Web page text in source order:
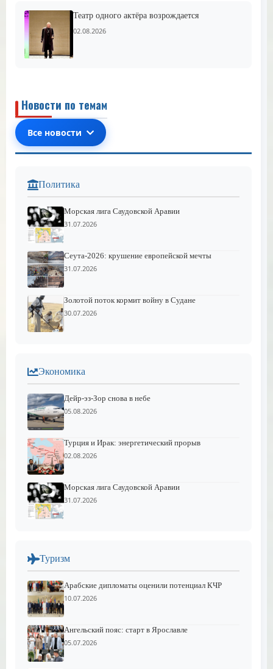
Театр одного актёра возрождается
02.08.2026
Новости по темам
Все новости
Политика
Морская лига Саудовской Аравии
31.07.2026
Сеута-2026: крушение европейской мечты
31.07.2026
Золотой поток кормит войну в Судане
30.07.2026
Экономика
Дейр-эз-Зор снова в небе
05.08.2026
Турция и Ирак: энергетический прорыв
02.08.2026
Морская лига Саудовской Аравии
31.07.2026
Туризм
Арабские дипломаты оценили потенциал КЧР
10.07.2026
Ангельский пояс: старт в Ярославле
05.07.2026